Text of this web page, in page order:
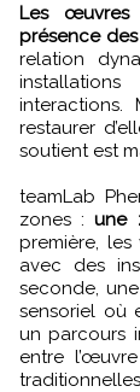
Les œuvres
présence
relation
interactions.
restaurer
soutient est
teamLab
zones :une
première,
avec des
seconde,
sensoriel où
un parcours
entre